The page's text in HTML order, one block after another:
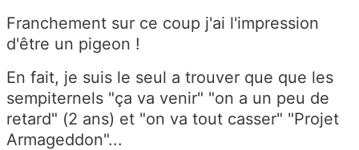
Franchement sur ce coup j'ai l'impression
d'être un pigeon !
En fait, je suis le seul a trouver que que les
sempiternels "ça va venir" "on a un peu de
retard" (2 ans) et "on va tout casser" "Projet
Armageddon"...